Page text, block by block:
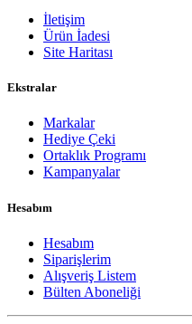
İletişim
Ürün İadesi
Site Haritası
Ekstralar
Markalar
Hediye Çeki
Ortaklık Programı
Kampanyalar
Hesabım
Hesabım
Siparişlerim
Alışveriş Listem
Bülten Aboneliği